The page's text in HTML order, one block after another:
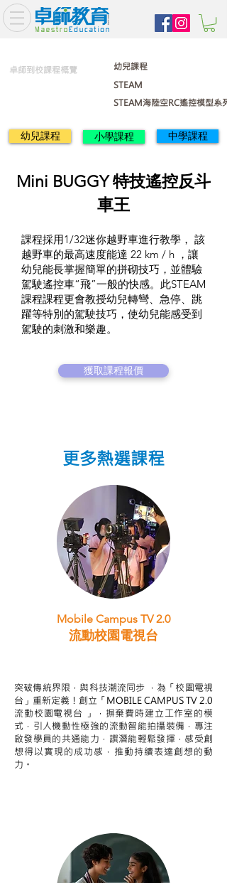
卓師到校課程概覽
STEAM
STEAM海陸空RC遙控模型系列
幼兒課程
幼兒課程 小學課程 中學課程
課程採用1/32迷你越野車進行教學， 該
越野車的最高速度能達 22 km / h ，讓
幼兒能長掌握簡單的拼砌技巧，並體驗
駕駛遙控車“飛”一般的快感。此STEAM
課程課程更會教授幼兒轉彎、急停、跳
躍等特別的駕駛技巧，使幼兒能感受到
駕駛的刺激和樂趣。
獲取課程報價
Mini BUGGY 特技遙控反斗
車王
更多熱選課程
Mobile Campus TV 2.0
流動校園電視台
突破傳統界限，與科技潮流同步 ，為「校園電視
台」重新定義！創立「MOBILE CAMPUS TV 2.0
流動校園電視台 」，摒棄費時建立工作室的模
式，引人機動性極強的流動智能拍攝裝備，專注
啟發學員的共通能力，譔潛能輕鬆發揮，感受創
想得以實現的成功感，推動持續表達創想的動
力。